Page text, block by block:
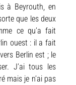
à Beyrouth, en
que les deux
ce qu’a fait
ouest : il a fait
Berlin est ; le
J’ai tous les
mais je n’ai pas